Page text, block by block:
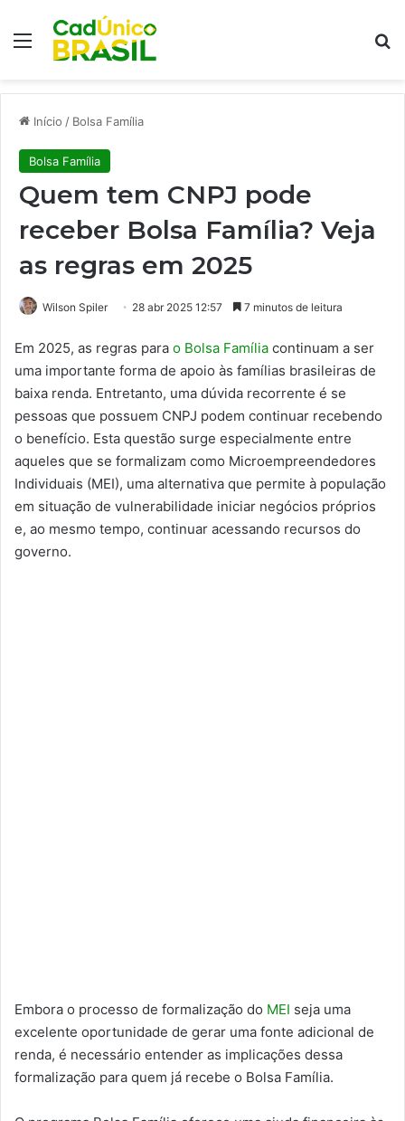
Menu
Início / Bolsa Família
Bolsa Família
Quem tem CNPJ pode
receber Bolsa Família? Veja
as regras em 2025
Wilson Spiler 28 abr 2025 12:57 7 minutos de leitura
Em 2025, as regras para o Bolsa Família continuam a ser
uma importante forma de apoio às famílias brasileiras de
baixa renda. Entretanto, uma dúvida recorrente é se
pessoas que possuem CNPJ podem continuar recebendo
o benefício. Esta questão surge especialmente entre
aqueles que se formalizam como Microempreendedores
Individuais (MEI), uma alternativa que permite à população
em situação de vulnerabilidade iniciar negócios próprios
e, ao mesmo tempo, continuar acessando recursos do
governo.
Embora o processo de formalização do MEI seja uma
excelente oportunidade de gerar uma fonte adicional de
renda, é necessário entender as implicações dessa
formalização para quem já recebe o Bolsa Família.